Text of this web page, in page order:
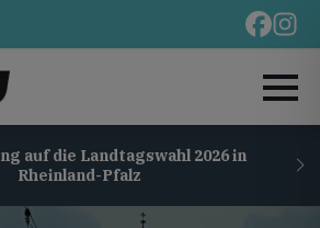
auf die Landtagswahl 2026 in
Rheinland-Pfalz